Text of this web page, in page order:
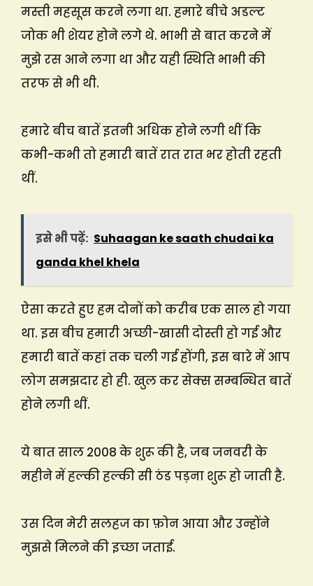
मस्ती महसूस करने लगा था. हमारे बीचे अडल्ट
जोक भी शेयर होने लगे थे. भाभी से बात करने में
मुझे रस आने लगा था और यही स्थिति भाभी की
तरफ से भी थी.
हमारे बीच बातें इतनी अधिक होने लगी थीं कि
कभी-कभी तो हमारी बातें रात रात भर होती रहती
थीं.
इसे भी पढ़ें: Suhaagan ke saath chudai ka
ganda khel khela
ऐसा करते हुए हम दोनों को करीब एक साल हो गया
था. इस बीच हमारी अच्छी-खासी दोस्ती हो गई और
हमारी बातें कहां तक चली गई होंगी, इस बारे में आप
लोग समझदार हो ही. खुल कर सेक्स सम्बन्धित बातें
होने लगी थीं.
ये बात साल 2008 के शुरू की है, जब जनवरी के
महीने में हल्की हल्की सी ठंड पड़ना शुरू हो जाती है.
उस दिन मेरी सलहज का फ़ोन आया और उन्होंने
मुझसे मिलने की इच्छा जताई.